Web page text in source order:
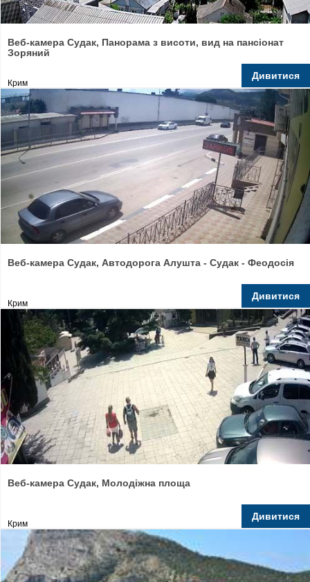
Веб-камера Судак, Панорама з висоти, вид на пансіонат
Зоряний
Крим
Дивитися
Веб-камера Судак, Автодорога Алушта - Судак - Феодосія
Крим
Дивитися
Веб-камера Судак, Молодіжна площа
Крим
Дивитися